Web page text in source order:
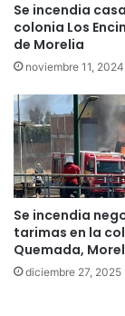
Se incendia
colonia Los
de Morelia
noviembre 11, 2024
Se incendia
tarimas en la
Quemada,
diciembre 27, 2025